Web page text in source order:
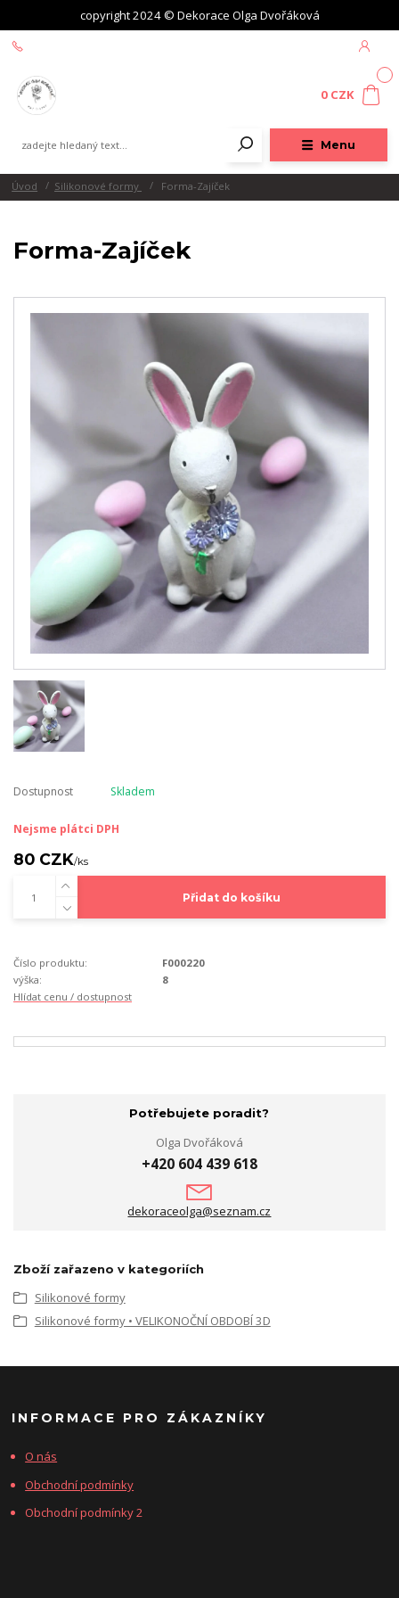
copyright 2024 © Dekorace Olga Dvořáková
Menu
0 CZK
Úvod Silikonové formy Forma-Zajíček
Forma-Zajíček
Dostupnost Skladem
Nejsme plátci DPH
80 CZK/ks
Přidat do košíku
Číslo produktu:
F000220
výška:
8
Hlídat cenu / dostupnost
Potřebujete poradit?
Olga Dvořáková
+420 604 439 618
dekoraceolga@seznam.cz
Zboží zařazeno v kategoriích
Silikonové formy
Silikonové formy • VELIKONOČNÍ OBDOBÍ 3D
INFORMACE PRO ZÁKAZNÍKY
O nás
Obchodní podmínky
Obchodní podmínky 2